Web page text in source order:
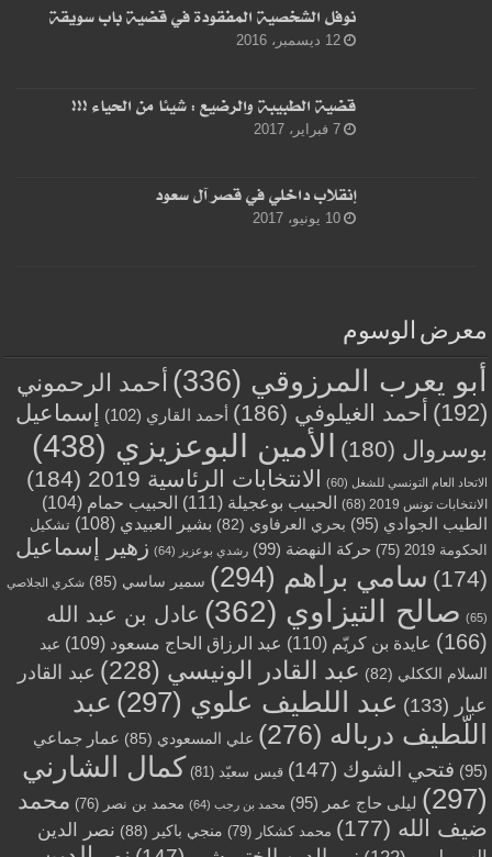
نوفل الشخصية المفقودة في قضية باب سويقة
12 ديسمبر، 2016
قضية الطبيبة والرضيع : شيئا من الحياء !!!
7 فبراير، 2017
إنقلاب داخلي في قصر آل سعود
10 يونيو، 2017
معرض الوسوم
أبو يعرب المرزوقي (336)
أحمد الرحموني
(192)
أحمد الغيلوفي (186) أحمد القاري (102)
إسماعيل
بوسروال (180) الأمين البوعزيزي (438)
الاتحاد العام التونسي للشغل (60) الانتخابات الرئاسية 2019 (184)
الانتخابات تونس 2019 (68) الحبيب بوعجيلة (111) الحبيب حمام (104)
الطيب الجوادي (95) بحري العرفاوي (82) بشير العبيدي (108)
تشكيل
الحكومة 2019
(75) حركة النهضة (99) رشدي بوعزيز (64)
زهير إسماعيل
(174)
سامي براهم (294) سمير ساسي (85) شكري الجلاصي
(65) صالح التيزاوي (362)
عادل بن عبد الله
(166)
عايدة بن كريّم (110) عبد الرزاق الحاج مسعود (109)
عبد
السلام الككلي (82) عبد القادر الونيسي (228)
عبد القادر
عبار (133) عبد اللطيف علوي (297)
عبد
اللّطيف درباله (276) علي المسعودي (85)
عمار جماعي
(95)
فتحي الشوك (147) قيس سعيّد (81)
كمال الشارني
(297)
ليلى حاج عمر (95) محمد بن رجب (64) محمد بن نصر (76)
محمد
ضيف الله (177) محمد كشكار (79) منجي باكير (88)
نصر الدين